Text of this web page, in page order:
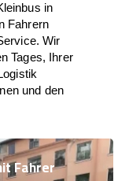
in
Fahrern
Wir
Tages, Ihrer
und den
Fahrer